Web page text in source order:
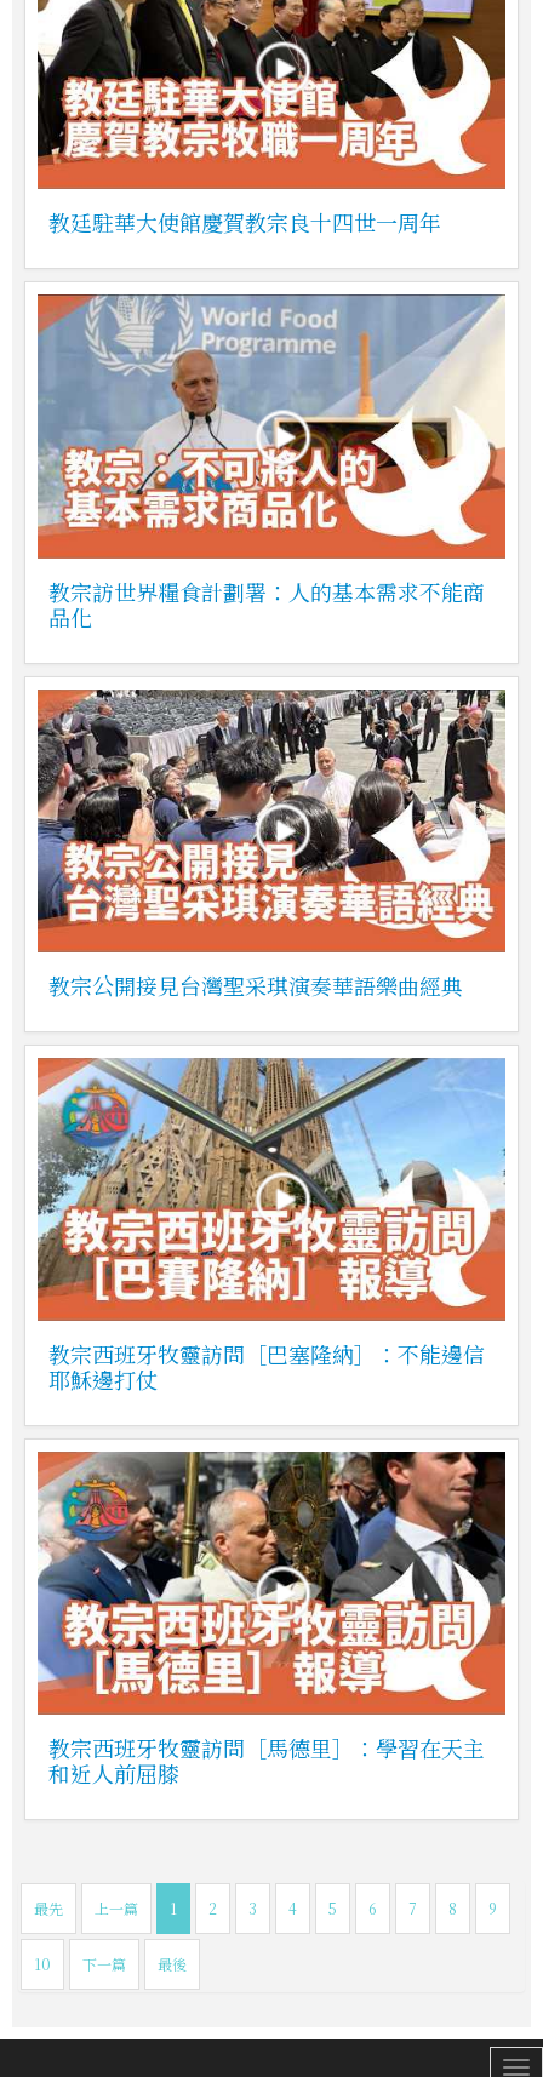
教廷駐華大使館慶賀教宗良十四世一周年
教宗訪世界糧食計劃署：人的基本需求不能商
品化
教宗公開接見台灣聖采琪演奏華語樂曲經典
教宗西班牙牧靈訪問［巴塞隆納］：不能邊信
耶穌邊打仗
教宗西班牙牧靈訪問［馬德里］：學習在天主
和近人前屈膝
最先 上一篇 1 2 3 4 5 6 7 8 9
10 下一篇 最後